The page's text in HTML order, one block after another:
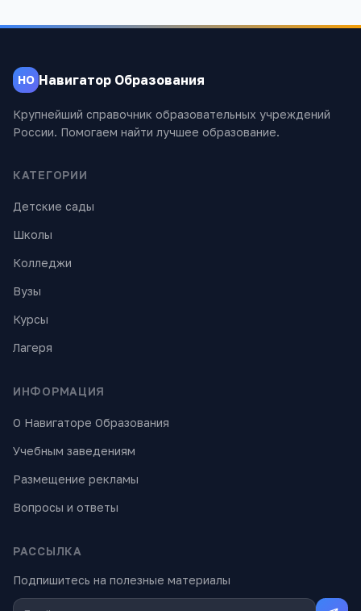
НО Навигатор Образования
Крупнейший справочник образовательных учреждений
России. Помогаем найти лучшее образование.
КАТЕГОРИИ
Детские сады
Школы
Колледжи
Вузы
Курсы
Лагеря
ИНФОРМАЦИЯ
О Навигаторе Образования
Учебным заведениям
Размещение рекламы
Вопросы и ответы
РАССЫЛКА
Подпишитесь на полезные материалы